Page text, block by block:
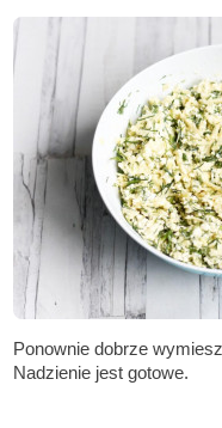
Ponownie dobrze
Nadzienie jest gotowe.